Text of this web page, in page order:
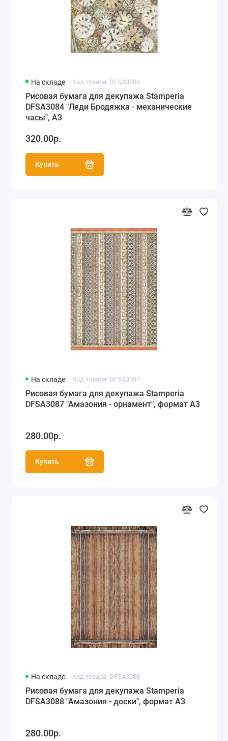
На складе Код товара: DFSA3084
Рисовая бумага для декупажа Stamperia
DFSA3084 "Леди Бродяжка - механические
часы", А3
320.00р.
Купить
На складе Код товара: DFSA3087
Рисовая бумага для декупажа Stamperia
DFSA3087 "Амазония - орнамент", формат А3
280.00р.
Купить
На складе Код товара: DFSA3088
Рисовая бумага для декупажа Stamperia
DFSA3088 "Амазония - доски", формат А3
280.00р.